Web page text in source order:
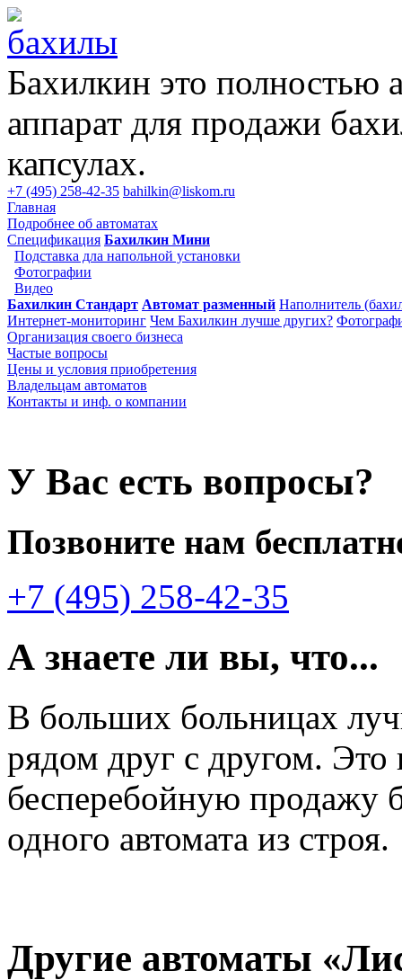
Бахилкин это полностью
аппарат для продажи
капсулах.
+7 (495) 258-42-35 bahilkin@liskom.ru
Главная
Подробнее об автоматах
Спецификация Бахилкин Мини
Подставка дла напольной установки
Фотографии
Видео
Бахилкин Стандарт Автомат разменный Наполнитель
Интернет-мониторинг Чем Бахилкин лучше других?
Организация своего бизнеса
Частые вопросы
Цены и условия приобретения
Владельцам автоматов
Контакты и инф. о компании
У Вас есть вопросы?
Позвоните нам
+7 (495) 258-42-35
А знаете ли вы, что...
В больших больницах
рядом друг с другом. Это
бесперебойную продажу
одного автомата из строя.
Другие автоматы